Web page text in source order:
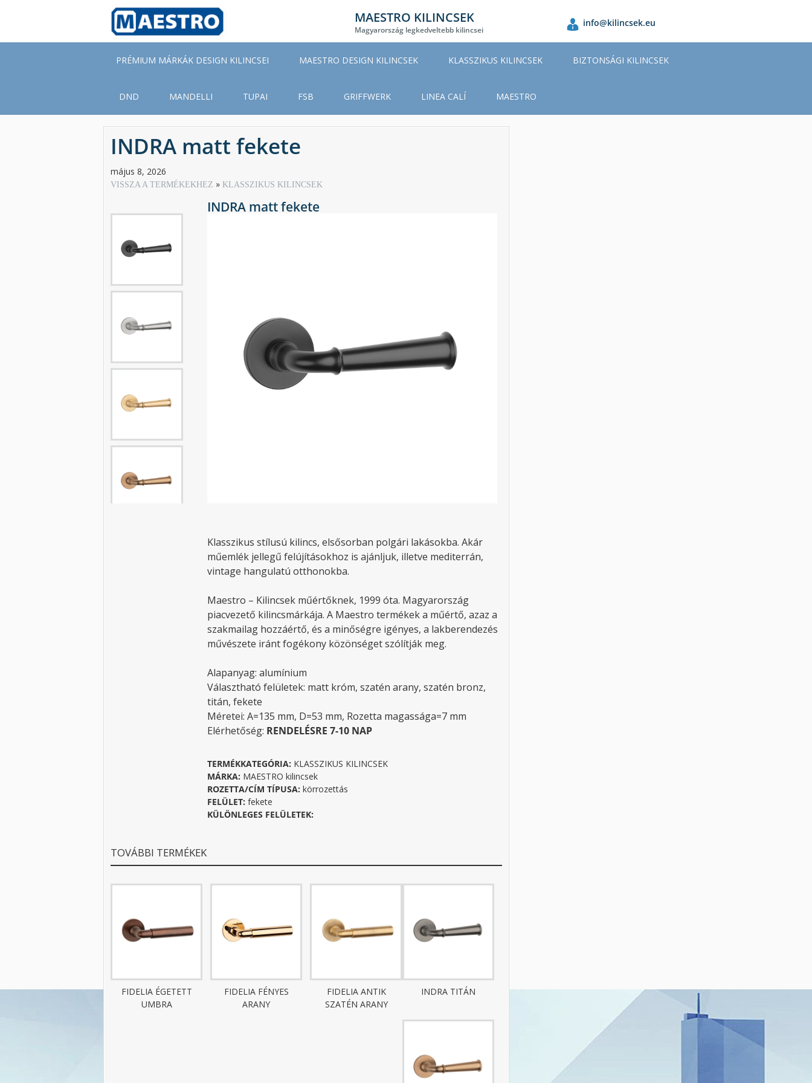
content
MAESTRO KILINCSEK
Magyarország legkedveltebb kilincsei
info@kilincsek.eu
PRÉMIUM MÁRKÁK DESIGN KILINCSEI MAESTRO DESIGN KILINCSEK KLASSZIKUS KILINCSEK BIZTONSÁGI KILINCSEK
DND MANDELLI TUPAI FSB GRIFFWERK LINEA CALÍ MAESTRO
INDRA matt fekete
május 8, 2026
VISSZA A TERMÉKEKHEZ KLASSZIKUS KILINCSEK
INDRA matt fekete
Klasszikus stílusú kilincs, elsősorban polgári lakásokba. Akár
műemlék jellegű felújításokhoz is ajánljuk, illetve mediterrán,
vintage hangulatú otthonokba.
Maestro – Kilincsek műértőknek, 1999 óta. Magyarország
piacvezető kilincsmárkája. A Maestro termékek a műértő, azaz a
szakmailag hozzáértő, és a minőségre igényes, a lakberendezés
művészete iránt fogékony közönséget szólítják meg.
Alapanyag: alumínium
Választható felületek: matt króm, szatén arany, szatén bronz,
titán, fekete
Méretei: A=135 mm, D=53 mm, Rozetta magassága=7 mm
Elérhetőség: RENDELÉSRE 7-10 NAP
TERMÉKKATEGÓRIA: KLASSZIKUS KILINCSEK
MÁRKA: MAESTRO kilincsek
ROZETTA/CÍM TÍPUSA: körrozettás
FELÜLET: fekete
KÜLÖNLEGES FELÜLETEK:
TOVÁBBI TERMÉKEK
FIDELIA ÉGETETT
UMBRA
FIDELIA FÉNYES
ARANY
FIDELIA ANTIK
SZATÉN ARANY
INDRA TITÁN